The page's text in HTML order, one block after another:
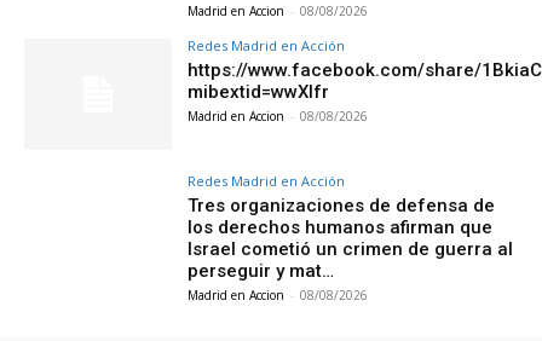
Madrid en Accion - 08/08/2026
Redes Madrid en Acción
https://www.facebook.com/share/
mibextid=wwXIfr
Madrid en Accion - 08/08/2026
Redes Madrid en Acción
Tres organizaciones de defensa de
los derechos humanos afirman que
Israel cometió un crimen de guerra al
perseguir y mat…
Madrid en Accion - 08/08/2026